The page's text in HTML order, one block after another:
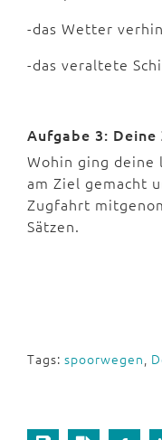
-das Wetter
-das veraltete
Aufgabe 3:
Wohin ging deine
am Ziel gemacht
Zugfahrt
Sätzen.
Tags: spoorwegen,